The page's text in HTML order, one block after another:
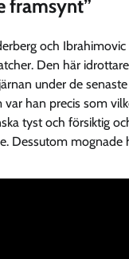
framsynt”
och Ibrahimovic
Den här
under de
var han precis som
tyst och försiktig
Dessutom mognade